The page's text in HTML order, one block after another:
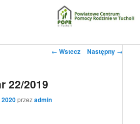
Publicznej
Rodzinie w Tucholi
Zobacz
← Wstecz Następny →
22/2019
przezadmin